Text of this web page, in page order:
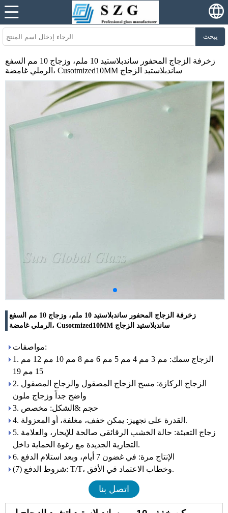
يبحث
زخرفة الزجاج المحفور ساندبلاستيد 10 ملم، وزجاج 10 مم السفع
الرملي غامضة، Cusotmized10MM ساندبلاستيد الزجاج
زخرفة الزجاج المحفور ساندبلاستيد 10 ملم، وزجاج 10 مم السفع
الرملي غامضة، Cusotmized10MM ساندبلاستيد الزجاج
مواصفات:
1. الزجاج سمك: مم 3 مم 4 مم 5 مم 6 مم 8 مم 10 مم 12 مم
15 مم 19
2. الزجاج الركازة: مسح الزجاج المصقول والزجاج المصقول
واضح جداً وزجاج ملون
3. حجم &الشكل: مخصص
4. القدرة على تجهيز: يمكن خفف، مغلفة، أو المعزولة.
5. زجاج التعبئة: حالة الخشب الرقائقي صالحة للإبحار، والعلامة
التجارية الجديدة مع رغوة الحماية داخل.
6. الإنتاج مرة: في غضون 7 أيام، وبعد استلام الدفع
(7) شروط الدفع: T/T، وخطاب الاعتماد في الأفق.
اتصل بنا